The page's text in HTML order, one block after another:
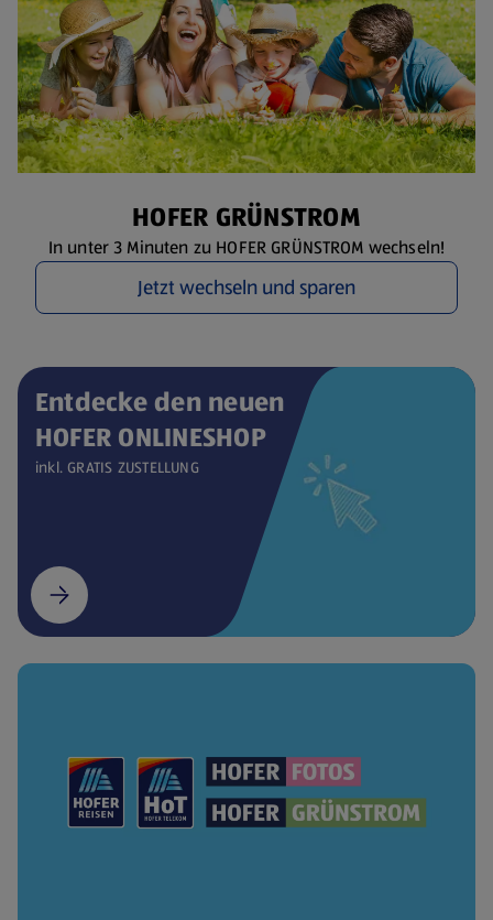
HOFER GRÜNSTROM
In unter 3 Minuten zu HOFER GRÜNSTROM wechseln!
Jetzt wechseln und sparen
Entdecke den neuen
HOFER ONLINESHOP
inkl. GRATIS ZUSTELLUNG
(öffnet in einem neuen Tab)